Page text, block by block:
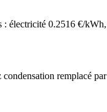
: électricité 0.2516 €/
remplacé